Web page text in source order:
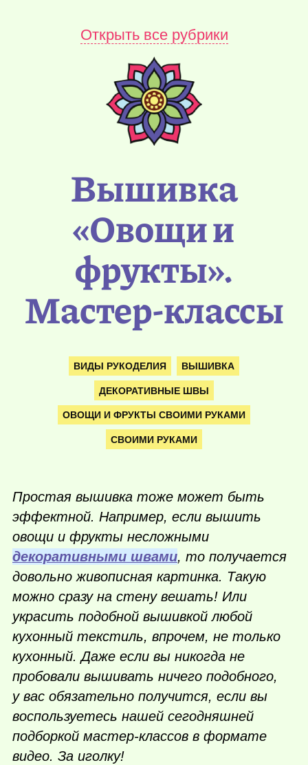
Открыть все рубрики
Вышивка
«Овощи и
фрукты».
Мастер-классы
ВИДЫ РУКОДЕЛИЯ ВЫШИВКА
ДЕКОРАТИВНЫЕ ШВЫ
ОВОЩИ И ФРУКТЫ СВОИМИ РУКАМИ
СВОИМИ РУКАМИ
Простая вышивка тоже может быть
эффектной. Например, если вышить
овощи и фрукты несложными
декоративными швами, то получается
довольно живописная картинка. Такую
можно сразу на стену вешать! Или
украсить подобной вышивкой любой
кухонный текстиль, впрочем, не только
кухонный. Даже если вы никогда не
пробовали вышивать ничего подобного,
у вас обязательно получится, если вы
воспользуетесь нашей сегодняшней
подборкой мастер-классов в формате
видео. За иголку!